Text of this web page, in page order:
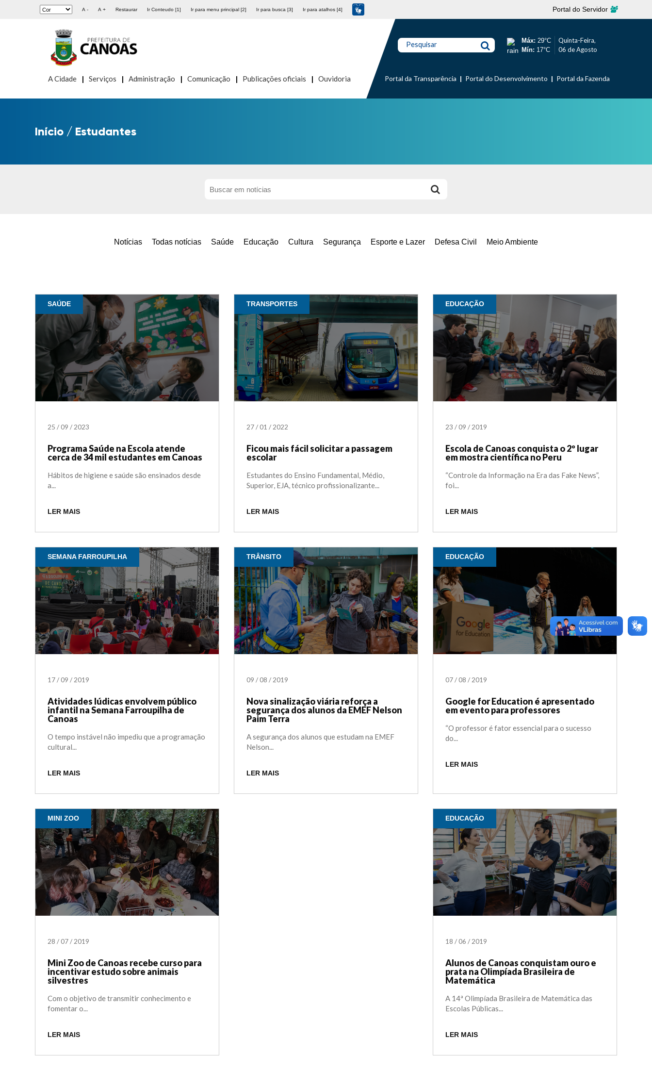
A - A + Restaurar Ir Conteudo [1] Ir para menu principal [2] Ir para busca [3] Ir para atalhos [4] Portal do Servidor
A Cidade Serviços Administração Comunicação Publicações oficiais Ouvidoria
Pesquisar Máx: 29°C
Mín: 17°C
Quinta-Feira,
06 de Agosto
Portal da Transparência Portal do Desenvolvimento Portal da Fazenda
Início / Estudantes
Notícias Todas notícias Saúde Educação Cultura Segurança Esporte e Lazer Defesa Civil Meio Ambiente
SAÚDE
25 /09 /2023
Programa Saúde na Escola atende
cerca de 34 mil estudantes em Canoas
Hábitos de higiene e saúde são ensinados desde
a...
LER MAIS
TRANSPORTES
27/01 /2022
Ficou mais fácil solicitar a passagem
escolar
Estudantes do Ensino Fundamental, Médio,
Superior, EJA, técnico profissionalizante...
LER MAIS
EDUCAÇÃO
23 /09 /2019
Escola de Canoas conquista o 2º lugar
em mostra científica no Peru
“Controle da Informação na Era das Fake News”,
foi...
LER MAIS
SEMANA FARROUPILHA
17/09 /2019
Atividades lúdicas envolvem público
infantil na Semana Farroupilha de
Canoas
O tempo instável não impediu que a programação
cultural...
LER MAIS
TRÂNSITO
09 /08 /2019
Nova sinalização viária reforça a
segurança dos alunos da EMEF Nelson
Paim Terra
A segurança dos alunos que estudam na EMEF
Nelson...
LER MAIS
EDUCAÇÃO
07/08 /2019
Google for Education é apresentado
em evento para professores
“O professor é fator essencial para o sucesso
do...
LER MAIS
MINI ZOO
28 /07/2019
Mini Zoo de Canoas recebe curso para
incentivar estudo sobre animais
silvestres
Com o objetivo de transmitir conhecimento e
fomentar o...
LER MAIS
EDUCAÇÃO
18 /06 /2019
Alunos de Canoas conquistam ouro e
prata na Olimpíada Brasileira de
Matemática
A 14ª Olimpíada Brasileira de Matemática das
Escolas Públicas...
LER MAIS